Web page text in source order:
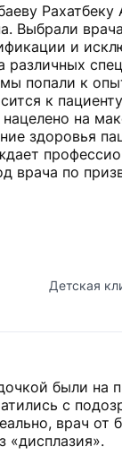
Рахатбеку
Выбрали
и
различных
попали к
к
на
здоровья
врача по
Детская
были на
с
врач от
«дисплазия».